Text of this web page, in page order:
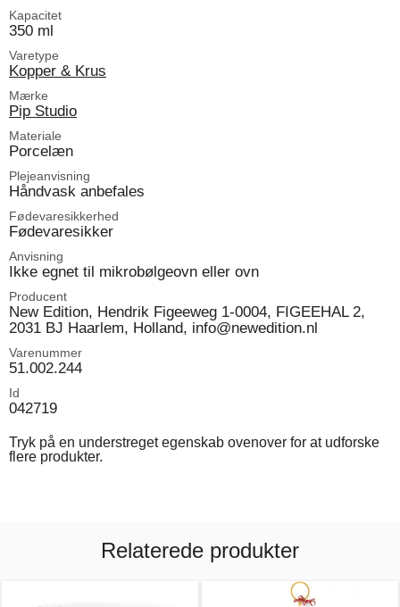
Kapacitet
350 ml
Varetype
Kopper & Krus
Mærke
Pip Studio
Materiale
Porcelæn
Plejeanvisning
Håndvask anbefales
Fødevaresikkerhed
Fødevaresikker
Anvisning
Ikke egnet til mikrobølgeovn eller ovn
Producent
New Edition, Hendrik Figeeweg 1-0004, FIGEEHAL 2,
2031 BJ Haarlem, Holland, info@newedition.nl
Varenummer
51.002.244
Id
042719
Tryk på en understreget egenskab ovenover for at udforske
flere produkter.
Relaterede produkter